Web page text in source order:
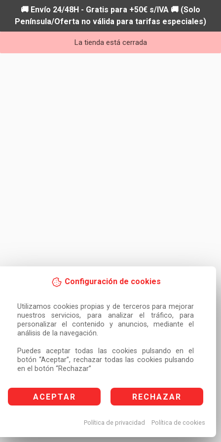
Configuración de cookies
Utilizamos cookies propias y de terceros para mejorar
nuestros servicios, para analizar el tráfico, para
personalizar el contenido y anuncios, mediante el
análisis de la navegación.
Puedes aceptar todas las cookies pulsando en el
botón “Aceptar”, rechazar todas las cookies pulsando
en el botón “Rechazar”
ACEPTAR RECHAZAR
Política de privacidad Política de cookies
🚚 Envío 24/48H - Gratis para +50€ s/IVA 🚚 (Solo
Península/Oferta no válida para tarifas especiales)
La tienda está cerrada